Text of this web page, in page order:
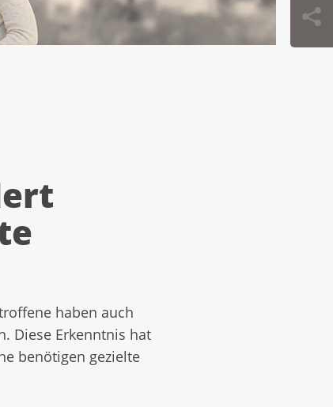
haben auch
Diese Erkenntnis hat
benötigen gezielte